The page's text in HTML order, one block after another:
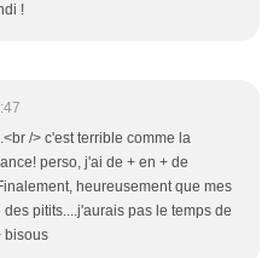
!
/> c'est terrible comme la
perso, j'ai de + en + de
heureusement que mes
pitits....j'aurais pas le temps de
bisous